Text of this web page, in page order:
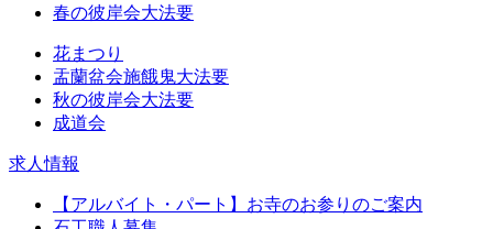
春の彼岸会大法要
花まつり
盂蘭盆会施餓鬼大法要
秋の彼岸会大法要
成道会
求人情報
【アルバイト・パート】お寺のお参りのご案内